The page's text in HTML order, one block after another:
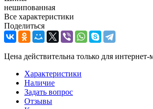
нешипованная
Все характеристики
Поделиться
Цена действительна только для
Характеристики
Наличие
Задать вопрос
Отзывы